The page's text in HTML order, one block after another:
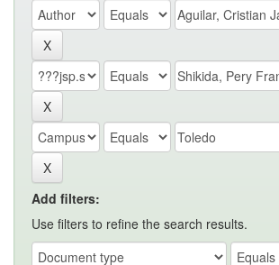
Add filters:
Use filters to refine the search results.